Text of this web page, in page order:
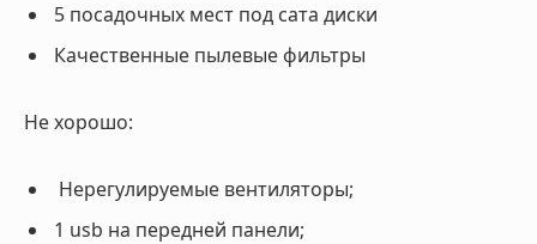
5 посадочных мест под сата диски
Качественные пылевые фильтры
Не хорошо:
Нерегулируемые вентиляторы;
1 usb на передней панели;